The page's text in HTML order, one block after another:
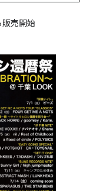
売開始